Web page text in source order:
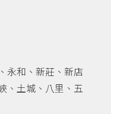
永和、新莊、新店
、土城、八里、五